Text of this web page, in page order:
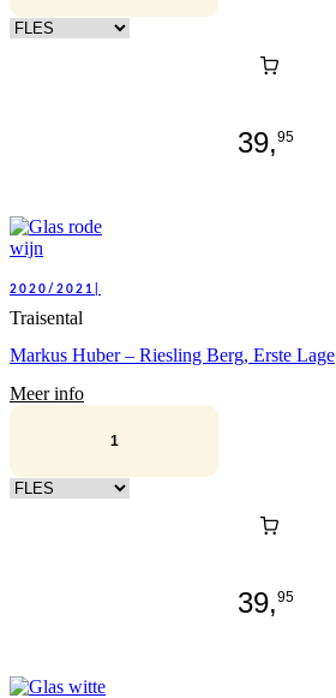
Kies verpakking
39,95
2020/2021|
Traisental
Markus Huber – Riesling Berg, Erste Lage
Meer info
Kies verpakking
39,95